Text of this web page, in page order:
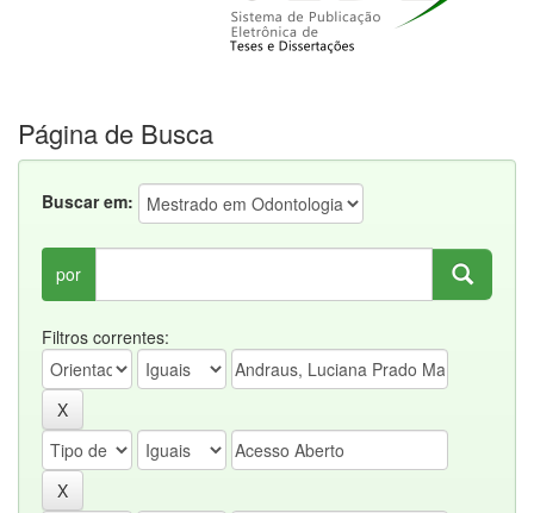
Página de Busca
Buscar em:
por
Filtros correntes: